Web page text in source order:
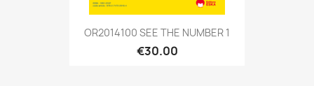
OR2014100 SEE THE NUMBER 1
€30.00